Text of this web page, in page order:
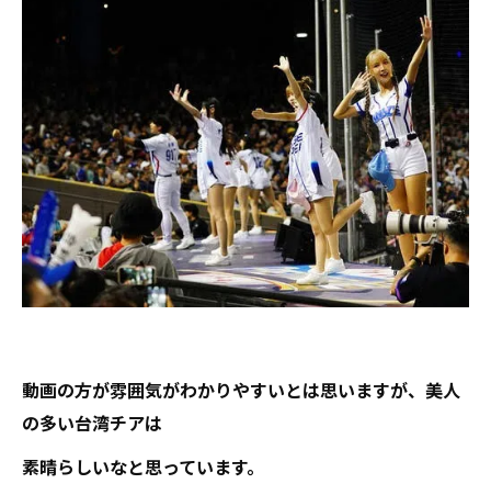
動画の方が雰囲気がわかりやすいとは思いますが、美人
の多い台湾チアは
素晴らしいなと思っています。